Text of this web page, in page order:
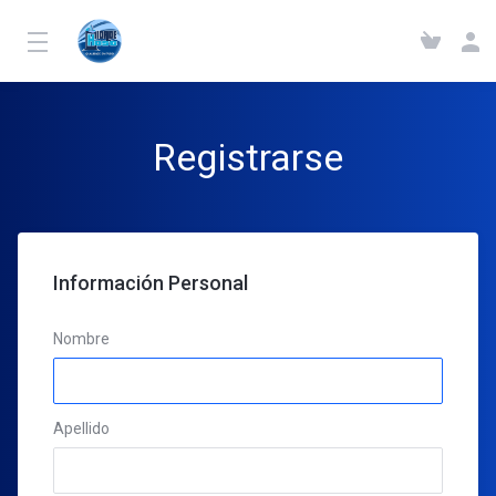
Registrarse
Información Personal
Nombre
Apellido